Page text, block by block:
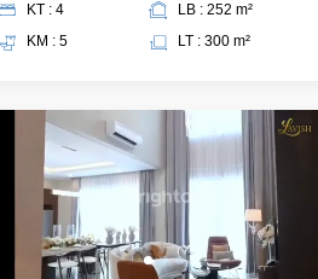
KT : 4
KM : 5
LB : 252 m²
LT : 300 m²